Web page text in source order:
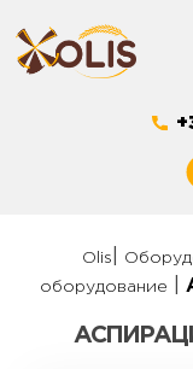
to
content
Olis
оборудование